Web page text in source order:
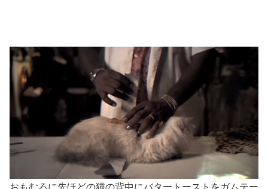
おもむろに先ほどの猫の背中にバタートーストをガムテー